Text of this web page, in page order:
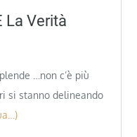
La Verità
…non c’è più
si stanno delineando